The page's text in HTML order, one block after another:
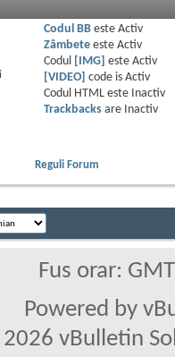
Codul BBeste Activ
Zâmbeteeste Activ
Codul
[IMG] este Activ
[VIDEO]
code is Activ
Codul HTML este
Inactiv
Trackbacksare
Inactiv
Reguli Forum
Fus orar:
Powered by
vBulletin